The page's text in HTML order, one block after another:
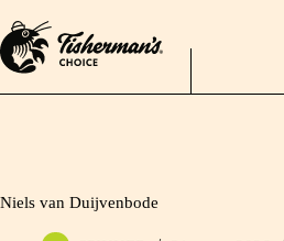
naar
de
inhoud
Niels van Duijvenbode